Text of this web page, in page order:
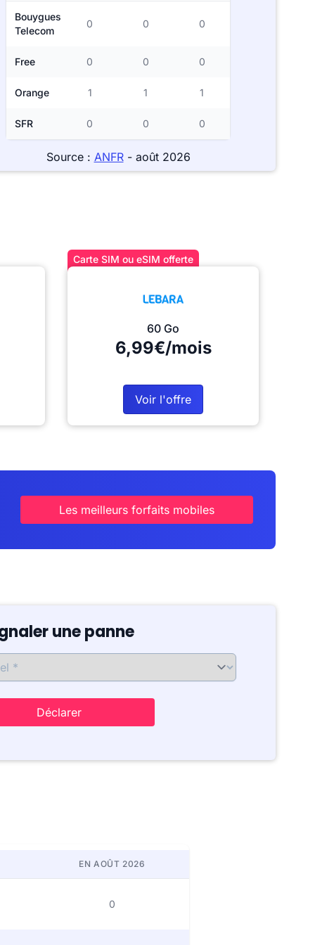
Bouygues
Telecom
0 0 0
Free 0 0 0
Orange 1 1 1
SFR 0 0 0
Source : ANFR- août 2026
Carte SIM ou eSIM offerte
60 Go
6,99€/mois
Voir l'offre
Les meilleurs forfaits mobiles
une panne
Déclarer
EN AOÛT 2026
0